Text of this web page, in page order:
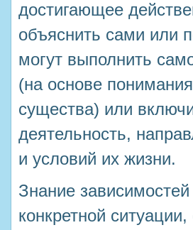
достигающее
объяснить сами или
могут выполнить
(на основе
существа) или
деятельность,
и условий их жизни.
Знание
конкретной